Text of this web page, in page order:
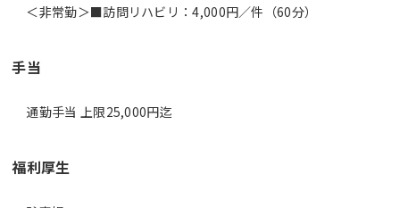
＜非常勤＞■訪問リハビリ：4,000円／件（60分）
手当
通勤手当 上限25,000円迄
福利厚生